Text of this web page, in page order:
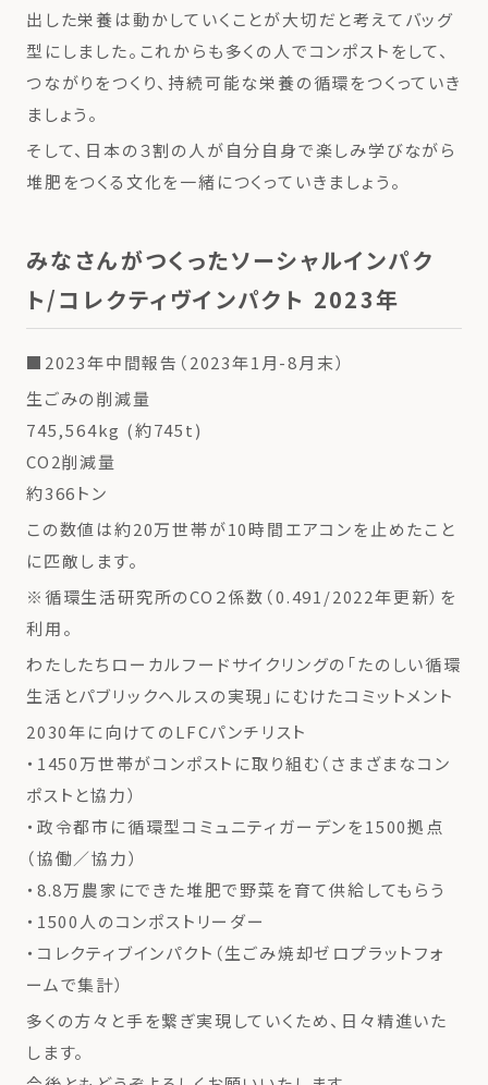
出した栄養は動かしていくことが大切だと考えてバッグ
型にしました。これからも多くの人でコンポストをして、
つながりをつくり、持続可能な栄養の循環をつくっていき
ましょう。
そして、日本の３割の人が自分自身で楽しみ学びながら
堆肥をつくる文化を一緒につくっていきましょう。
みなさんがつくったソーシャルインパク
ト/コレクティヴインパクト 2023年
■2023年中間報告（2023年1月-8月末）
生ごみの削減量
745,564kg (約745t)
CO2削減量
約366トン
この数値は約20万世帯が10時間エアコンを止めたこと
に匹敵します。
※循環生活研究所のCO２係数（0.491/2022年更新）を
利用。
わたしたちローカルフードサイクリングの「たのしい循環
生活とパブリックヘルスの実現」にむけたコミットメント
2030年に向けてのLFCパンチリスト
・1450万世帯がコンポストに取り組む（さまざまなコン
ポストと協力）
・政令都市に循環型コミュニティガーデンを1500拠点
（協働／協力）
・8.8万農家にできた堆肥で野菜を育て供給してもらう
・1500人のコンポストリーダー
・コレクティブインパクト（生ごみ焼却ゼロプラットフォ
ームで集計）
多くの方々と手を繋ぎ実現していくため、日々精進いた
します。